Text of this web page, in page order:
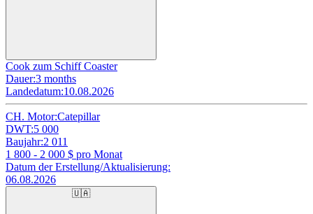
Cook zum Schiff Coaster
Dauer:3 months
Landedatum:10.08.2026
CH. Motor:Catepillar
DWT:5 000
Baujahr:2 011
1 800 - 2 000 $ pro Monat
Datum der Erstellung/Aktualisierung:
06.08.2026
🇺🇦